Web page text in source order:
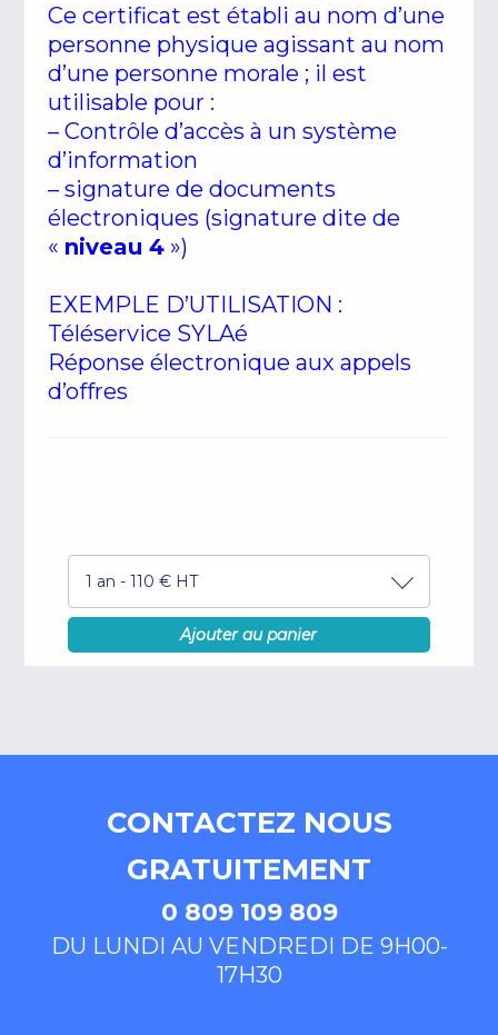
Ce certificat est établi au nom d’une
personne physique agissant au nom
d’une personne morale ; il est
utilisable pour :
– Contrôle d’accès à un système
d’information
– signature de documents
électroniques (signature dite de
« niveau 4»)
EXEMPLE D’UTILISATION :
Téléservice SYLAé
Réponse électronique aux appels
d’offres
1 an - 110 € HT
Ajouter au panier
CONTACTEZ NOUS
GRATUITEMENT
0 809 109 809
DU LUNDI AU VENDREDI DE 9H00-
17H30